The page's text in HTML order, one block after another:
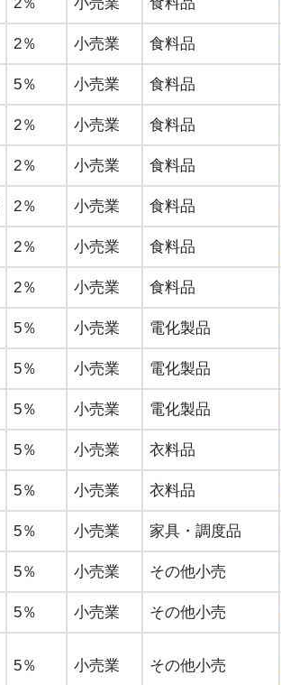
2％ 小売業 食料品
5％ 小売業 食料品
2％ 小売業 食料品
2％ 小売業 食料品
2％ 小売業 食料品
2％ 小売業 食料品
2％ 小売業 食料品
5％ 小売業 電化製品
5％ 小売業 電化製品
5％ 小売業 電化製品
5％ 小売業 衣料品
5％ 小売業 衣料品
5％ 小売業 家具・調度品
5％ 小売業 その他小売
5％ 小売業 その他小売
5％ 小売業 その他小売